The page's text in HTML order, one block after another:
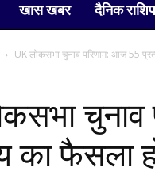
खास खबर दैनिक
UK लोकसभा चुनाव परिणाम: आज 55
चुनाव
का फैसला